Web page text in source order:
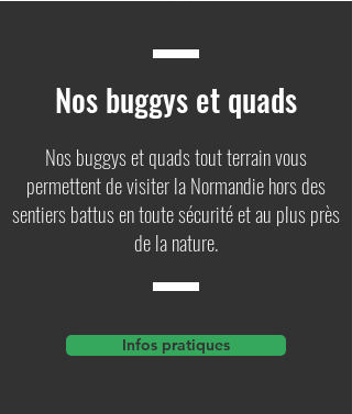
Nos buggys et quads
Nos buggys et quads tout terrain vous
permettent de visiter la Normandie hors des
sentiers battus en toute sécurité et au plus près
de la nature.
Infos pratiques